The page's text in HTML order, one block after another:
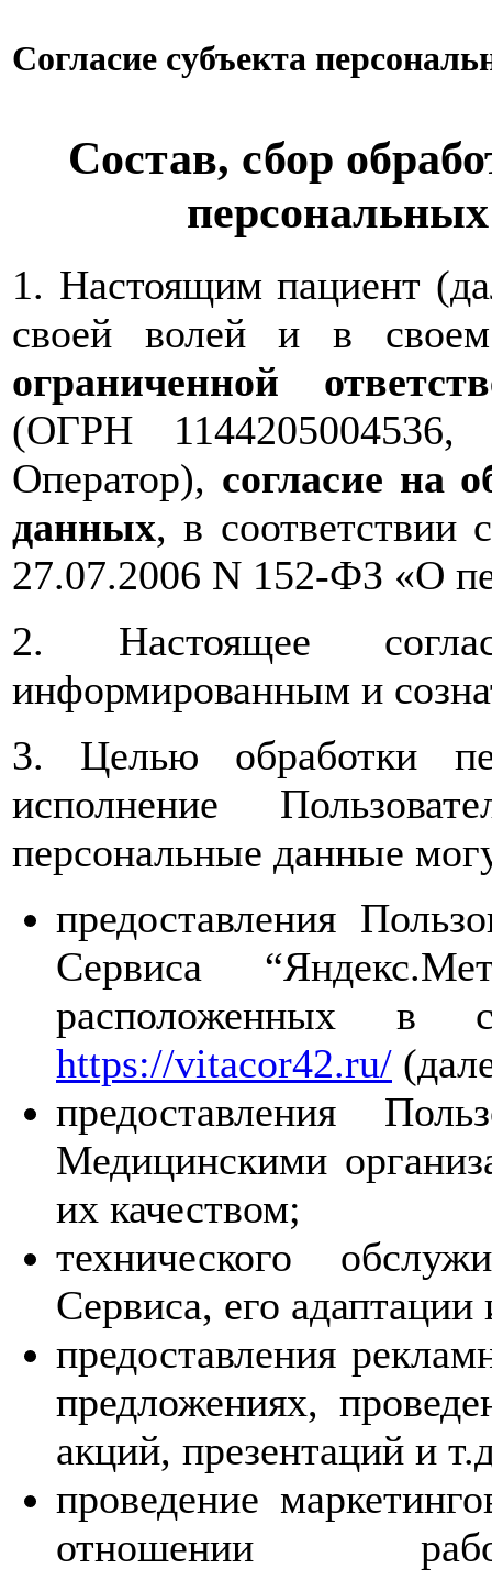
Согласие субъекта
Состав, сбор
1. Настоящим пациент
своей волей и в
ограниченной
(ОГРН
Оператор), согласие на
данных, в соответствии
27.07.2006 N 152-ФЗ «О
2. Настоящее
информированным и
3. Целью обработки
исполнение
персональные данные
предоставления
Сервиса
расположенных в
https://vitacor42.ru/
предоставления
Медицинскими
их качеством;
технического
Сервиса, его
предоставления
предложениях,
акций, презентаций и
проведение
отношении